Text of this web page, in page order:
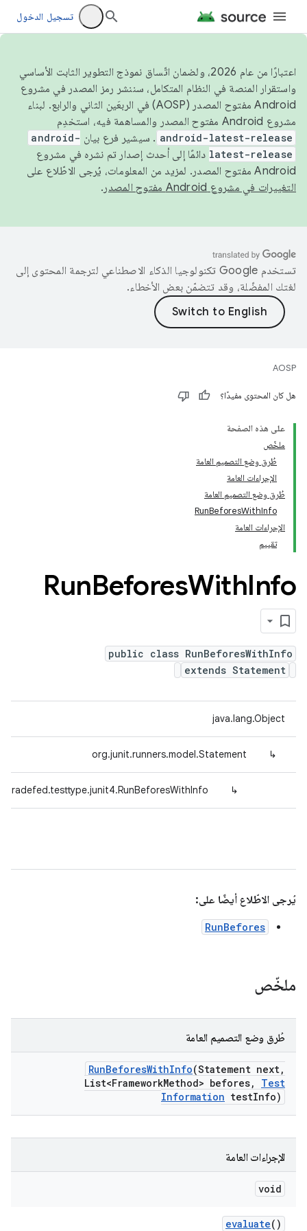
تسجيل الدخول
اعتبارًا من عام 2026، ولضمان اتّساق نموذج التطوير الثابت الأساسي
واستقرار المنصة في النظام المتكامل، سننشر رمز المصدر في مشروع
Android مفتوح المصدر (AOSP) في الربعَين الثاني والرابع. لبناء
مشروع Android مفتوح المصدر والمساهمة فيه، استخدِم
android-latest-release . سيشير فرع بيان android-
latest-release دائمًا إلى أحدث إصدار تم نشره في مشروع
Android مفتوح المصدر. لمزيد من المعلومات، يُرجى الاطّلاع على
التغييرات في مشروع Android مفتوح المصدر
.
تستخدم Google تكنولوجيا الذكاء الاصطناعي لترجمة المحتوى إلى
لغتك المفضّلة، وقد تتضمّن بعض الأخطاء.
AOSP
هل كان المحتوى مفيدًا؟
على هذه الصفحة
ملخّص
طُرق وضع التصميم العامة
الإجراءات العامة
طُرق وضع التصميم العامة
RunBeforesWithInfo
الإجراءات العامة
تقييم
RunBeforesWithInfo
public class RunBeforesWithInfo
extends Statement
java.lang.Object
↳
org.junit.runners.model.Statement
↳
يُرجى الاطّلاع أيضًا على:
RunBefores
ملخّص
طُرق وضع التصميم العامة
RunBeforesWithInfo(Statement next,
List<FrameworkMethod> befores,
Test
Information testInfo)
الإجراءات العامة
void
evaluate()